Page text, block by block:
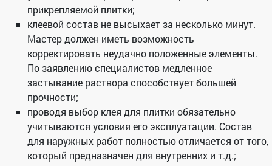
прикрепляемой плитки;
клеевой состав не высыхает за несколько минут.
Мастер должен иметь возможность
корректировать неудачно положенные элементы.
По заявлению специалистов медленное
застывание раствора способствует большей
прочности;
проводя выбор клея для плитки обязательно
учитываются условия его эксплуатации. Состав
для наружных работ полностью отличается от того,
который предназначен для внутренних и т.д.;